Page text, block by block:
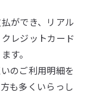
ができ、リアル
レジットカード
す。
のご利用明細を
も多くいらっし